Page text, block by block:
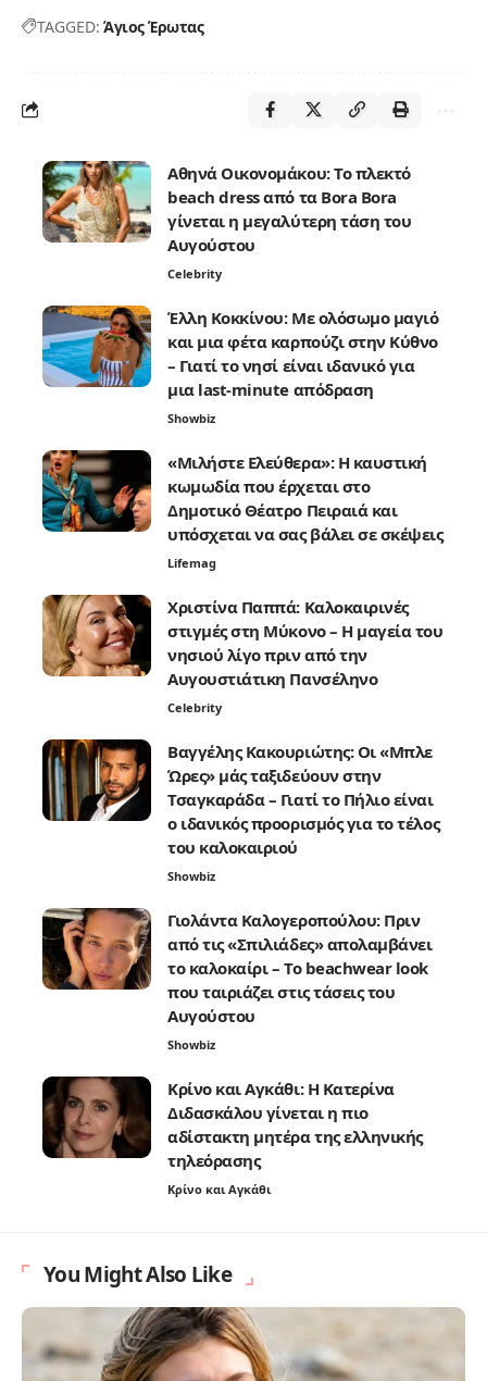
TAGGED: Άγιος Έρωτας
Αθηνά Οικονομάκου: Το πλεκτό
beach dress από τα Bora Bora
γίνεται η μεγαλύτερη τάση του
Αυγούστου
Celebrity
Έλλη Κοκκίνου: Με ολόσωμο μαγιό
και μια φέτα καρπούζι στην Κύθνο
– Γιατί το νησί είναι ιδανικό για
μια last-minute απόδραση
Showbiz
«Μιλήστε Ελεύθερα»: Η καυστική
κωμωδία που έρχεται στο
Δημοτικό Θέατρο Πειραιά και
υπόσχεται να σας βάλει σε σκέψεις
Lifemag
Χριστίνα Παππά: Καλοκαιρινές
στιγμές στη Μύκονο – Η μαγεία του
νησιού λίγο πριν από την
Αυγουστιάτικη Πανσέληνο
Celebrity
Βαγγέλης Κακουριώτης: Οι «Μπλε
Ώρες» μάς ταξιδεύουν στην
Τσαγκαράδα – Γιατί το Πήλιο είναι
ο ιδανικός προορισμός για το τέλος
του καλοκαιριού
Showbiz
Γιολάντα Καλογεροπούλου: Πριν
από τις «Σπιλιάδες» απολαμβάνει
το καλοκαίρι – Το beachwear look
που ταιριάζει στις τάσεις του
Αυγούστου
Showbiz
Κρίνο και Αγκάθι: Η Κατερίνα
Διδασκάλου γίνεται η πιο
αδίστακτη μητέρα της ελληνικής
τηλεόρασης
Κρίνο και Αγκάθι
You Might Also Like